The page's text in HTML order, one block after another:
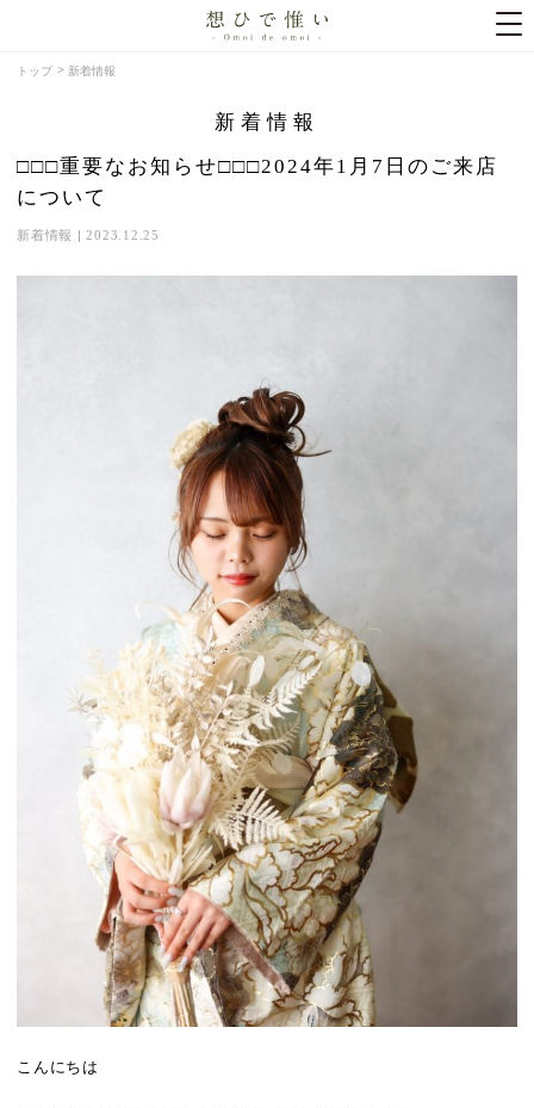
トップ 新着情報
新着情報
□□□重要なお知らせ□□□2024年1月7日のご来店
について
新着情報 |2023.12.25
こんにちは